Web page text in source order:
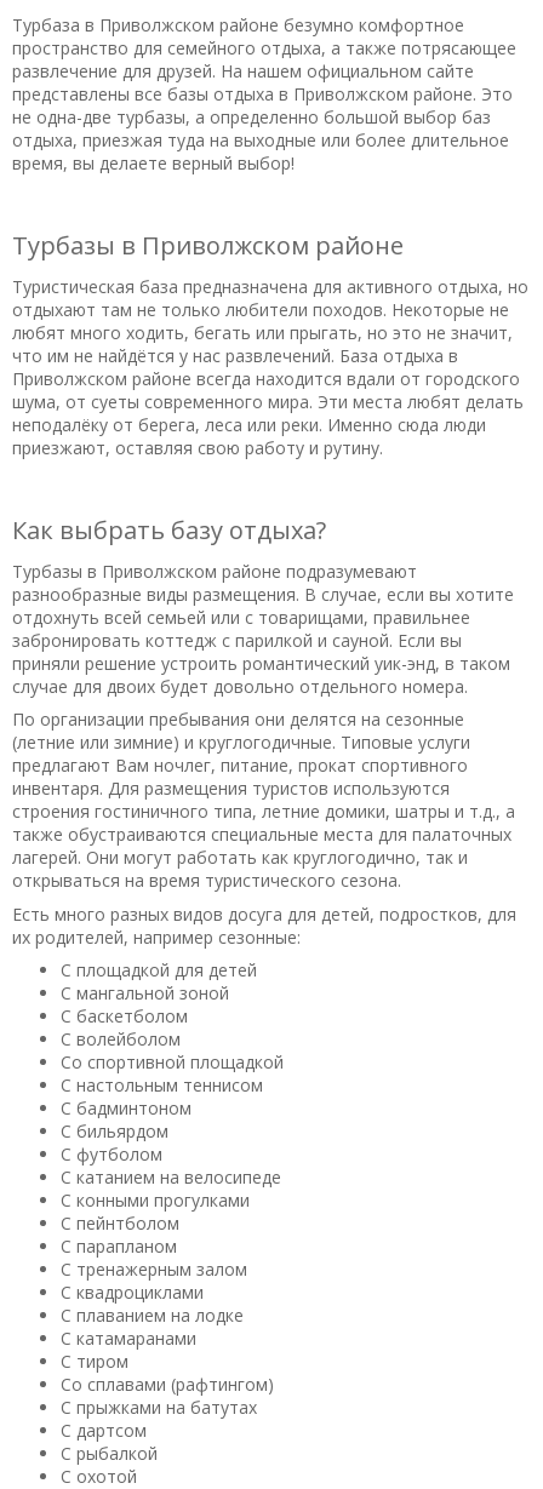
Турбаза в Приволжском районе безумно комфортное
пространство для семейного отдыха, а также потрясающее
развлечение для друзей. На нашем официальном сайте
представлены все базы отдыха в Приволжском районе. Это
не одна-две турбазы, а определенно большой выбор баз
отдыха, приезжая туда на выходные или более длительное
время, вы делаете верный выбор!
Турбазы в Приволжском районе
Туристическая база предназначена для активного отдыха, но
отдыхают там не только любители походов. Некоторые не
любят много ходить, бегать или прыгать, но это не значит,
что им не найдётся у нас развлечений. База отдыха в
Приволжском районе всегда находится вдали от городского
шума, от суеты современного мира. Эти места любят делать
неподалёку от берега, леса или реки. Именно сюда люди
приезжают, оставляя свою работу и рутину.
Как выбрать базу отдыха?
Турбазы в Приволжском районе подразумевают
разнообразные виды размещения. В случае, если вы хотите
отдохнуть всей семьей или с товарищами, правильнее
забронировать коттедж с парилкой и сауной. Если вы
приняли решение устроить романтический уик-энд, в таком
случае для двоих будет довольно отдельного номера.
По организации пребывания они делятся на сезонные
(летние или зимние) и круглогодичные. Типовые услуги
предлагают Вам ночлег, питание, прокат спортивного
инвентаря. Для размещения туристов используются
строения гостиничного типа, летние домики, шатры и т.д., а
также обустраиваются специальные места для палаточных
лагерей. Они могут работать как круглогодично, так и
открываться на время туристического сезона.
Есть много разных видов досуга для детей, подростков, для
их родителей, например сезонные:
С площадкой для детей
С мангальной зоной
С баскетболом
С волейболом
Со спортивной площадкой
С настольным теннисом
С бадминтоном
С бильярдом
С футболом
С катанием на велосипеде
С конными прогулками
С пейнтболом
С парапланом
С тренажерным залом
С квадроциклами
С плаванием на лодке
С катамаранами
С тиром
Со сплавами (рафтингом)
С прыжками на батутах
С дартсом
С рыбалкой
С охотой